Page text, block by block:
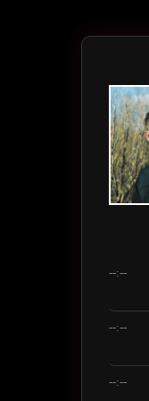
--:--
--:--
--:--